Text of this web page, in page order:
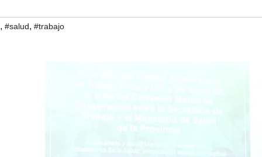
, #salud, #trabajo